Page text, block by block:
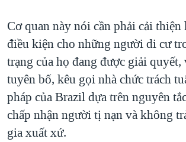
Cơ quan này nói cần phải cải thiện
điều kiện cho những người di cư
trạng của họ đang được giải
tuyên bố, kêu gọi nhà chức trách
pháp của Brazil dựa trên nguyên
chấp nhận người tị nạn và không
gia xuất xứ.